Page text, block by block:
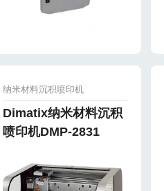
纳米材料沉积喷印机
Dimatix纳米材料沉积
喷印机DMP-2831